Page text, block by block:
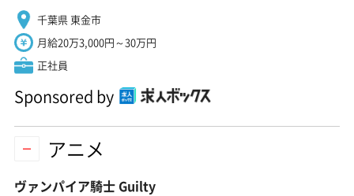
千葉県 東金市
月給20万3,000円～30万円
正社員
Sponsored by
アニメ
ヴァンパイア騎士 Guilty